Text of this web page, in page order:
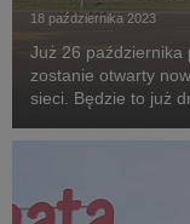
18 października 2023
Już 26 października
zostanie otwarty
sieci. Będzie to już
Wśród nich gazetka